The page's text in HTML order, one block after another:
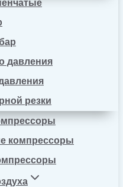
давления
резки
компрессоры